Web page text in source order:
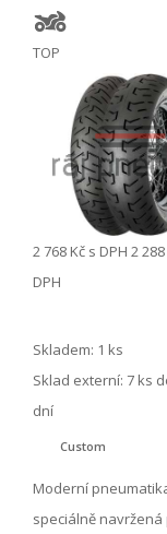
TOP
2 768 Kč s DPH 2
DPH
Skladem: 1 ks
Sklad externí: 7 ks
dní
Custom
Moderní
speciálně navržená